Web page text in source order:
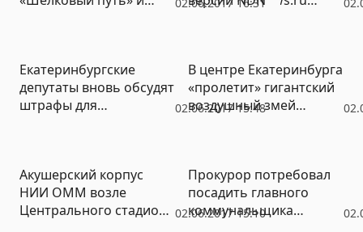
финансировать
чемпиона (ВИДЕО)
02.06.2017 15:48
Екатеринбургские
депутаты вновь обсудят
штрафы для
В центре Екатеринбурга
«пролетит» гигантский
воздушный змей
02.06.2017 15:10
Акушерский корпус
НИИ ОММ возле
Центрального стадиона
Прокурор потребовал
посадить главного
коммунальщика